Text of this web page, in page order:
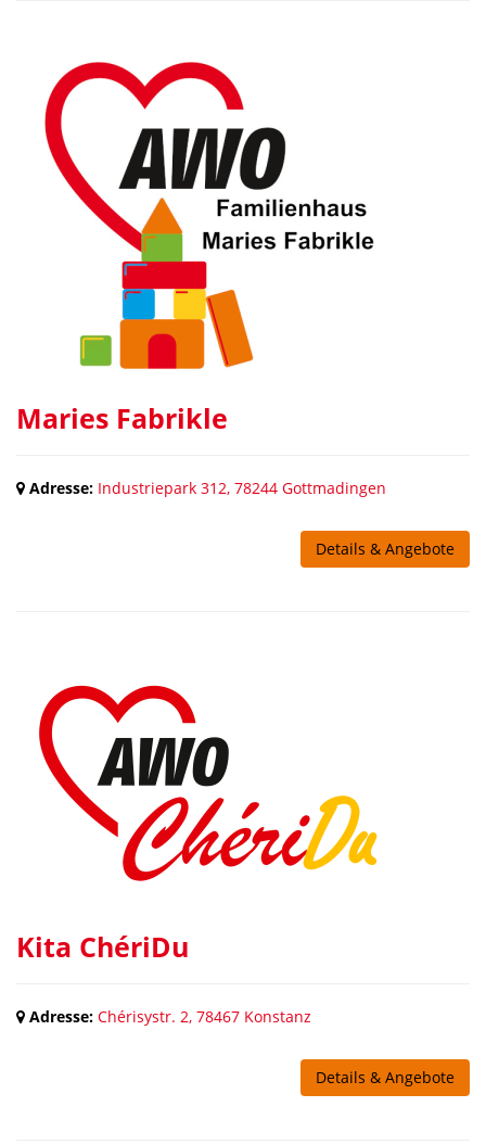
Maries Fabrikle
Adresse: Industriepark 312, 78244 Gottmadingen
Details & Angebote
Kita ChériDu
Adresse: Chérisystr. 2, 78467 Konstanz
Details & Angebote